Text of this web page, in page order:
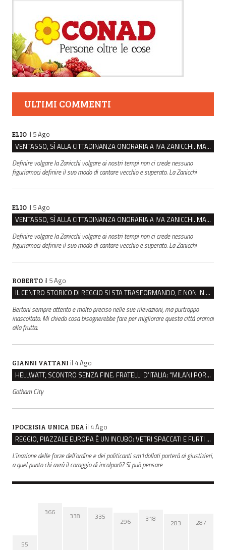
ULTIMI COMMENTI
ELIO il 5 Ago
VENTASSO, SÌ ALLA CITTADINANZA ONORARIA A IVA ZANICCHI. MA BARGIACCHI: “È DI PESSIMO GUSTO”
Definire volgare la Zanicchi volgare ai nostri tempi non ci crede nessuno
figuriamoci definire il suo modo di cantare vecchio e superato. La Zanicchi
ELIO il 5 Ago
VENTASSO, SÌ ALLA CITTADINANZA ONORARIA A IVA ZANICCHI. MA BARGIACCHI: “È DI PESSIMO GUSTO”
Definire volgare la Zanicchi volgare ai nostri tempi non ci crede nessuno
figuriamoci definire il suo modo di cantare vecchio e superato. La Zanicchi
ROBERTO il 5 Ago
IL CENTRO STORICO DI REGGIO SI STA TRASFORMANDO, E NON IN MEGLIO
Bertoni sempre attento e molto preciso nelle sue rilevazioni, ma purtroppo
inascoltato. Mi chiedo cosa bisognerebbe fare per migliorare questa città oramai
alla frutta.
GIANNI VATTANI il 4 Ago
HELLWATT, SCONTRO SENZA FINE. FRATELLI D’ITALIA: “MILANI PORTA DOCUMENTI, DE FRANCO INSULTI”
Gotham City
IPOCRISIA UNICA DEA il 4 Ago
REGGIO, PIAZZALE EUROPA È UN INCUBO: VETRI SPACCATI E FURTI SULLE AUTO IN SOSTA
L'inazione delle forze dell'ordine e dei politicanti sm1dollati porterà ai giustizieri,
a quel punto chi avrà il coraggio di incolparli? Si può pensare
55
366 338 335
296 318 283 287